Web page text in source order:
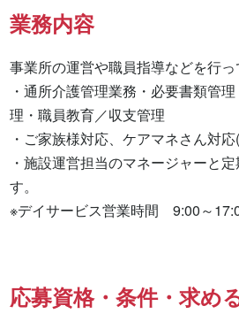
業務内容
事業所の運営や職員指導などを行っ
・通所介護管理業務・必要書類管
理・職員教育／収支管理
・ご家族様対応、ケアマネさん対
・施設運営担当のマネージャーと
す。
※デイサービス営業時間　9:00～
応募資格・条件・求め